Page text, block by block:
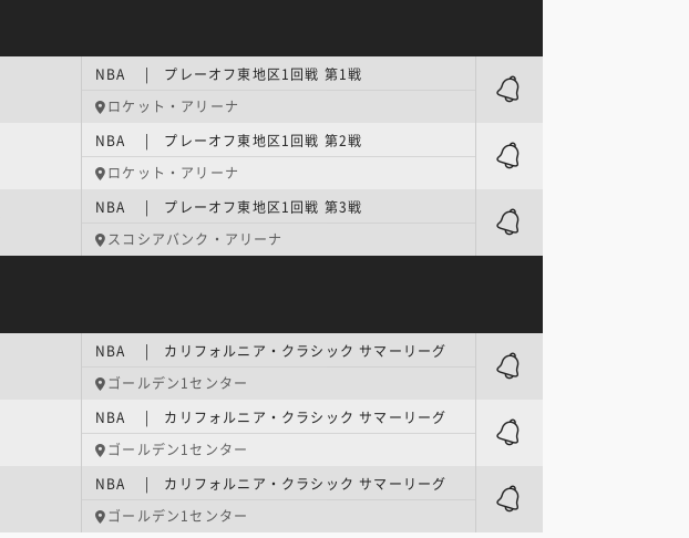
NBA | プレーオフ東地区1回戦 第1戦
ロケット・アリーナ
NBA | プレーオフ東地区1回戦 第2戦
ロケット・アリーナ
NBA | プレーオフ東地区1回戦 第3戦
スコシアバンク・アリーナ
NBA | カリフォルニア・クラシック サマーリーグ
ゴールデン1センター
NBA | カリフォルニア・クラシック サマーリーグ
ゴールデン1センター
NBA | カリフォルニア・クラシック サマーリーグ
ゴールデン1センター